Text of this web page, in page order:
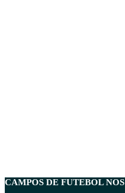
CAMPOS DE FUTEBOL NOS